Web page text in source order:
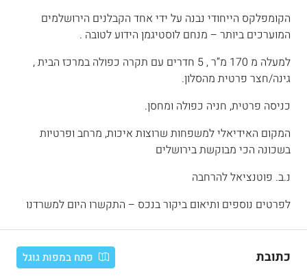
הקומפלקס הייחודי נבנה על ידי אחד הקבלנים הירושלמים
המוערכים ביותר – מנחם לוסטיגמן הידוע לטובה .
למעלה מ 170 מ”ר , 5 חדרים עם תקרה כפולה במרכז הבית ,
גינה/חצר פרטית מהסלון.
כניסה פרטית, חניה כפולה ומחסן.
המקום האידיאלי למשפחות שרוצות איכות, מרחב ופרטיות
בשכונה הכי מבוקשת בירושלים
נ.ב. פוטנציאל להרחבה
לפרטים נוספים ותיאום ביקור בנכס – התקשרו היום למשרדנו
כתובת פתח במפות גוגל